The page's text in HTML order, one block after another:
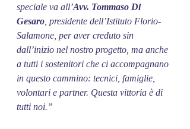
speciale va all’Avv. Tommaso Di
Gesaro , presidente dell’Istituto Florio-
Salamone, per aver creduto sin
dall’inizio nel nostro progetto, ma anche
a tutti i sostenitori che ci accompagnano
in questo cammino: tecnici, famiglie,
volontari e partner. Questa vittoria è di
tutti noi.”